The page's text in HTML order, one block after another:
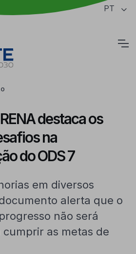
da página PT
destaca os
na
do ODS 7
em diversos
alerta que o
não será
as metas de